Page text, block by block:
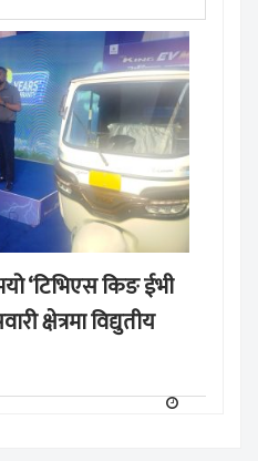
‘टिभिएस किङ ईभी
क्षेत्रमा विद्युतीय